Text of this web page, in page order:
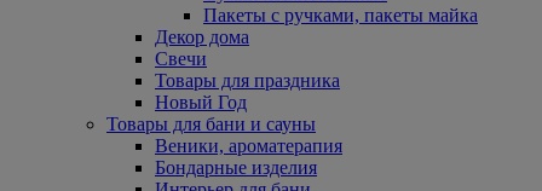
Пакеты с ручками, пакеты майка
Декор дома
Свечи
Товары для праздника
Новый Год
Товары для бани и сауны
Веники, ароматерапия
Бондарные изделия